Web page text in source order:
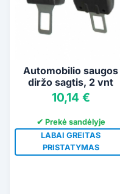
Automobilio saugos
diržo sagtis, 2 vnt
10,14 €
✔ Prekė sandėlyje
LABAI GREITAS
PRISTATYMAS